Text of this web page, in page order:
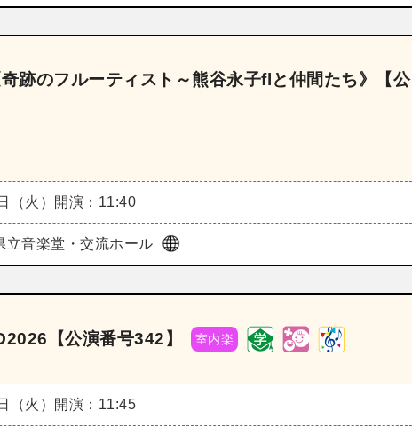
跡のフルーティスト～熊谷永子flと仲間たち》【公
（火） 開演：11:40
立音楽堂・交流ホール
【公演番号342】 室内楽
（火） 開演：11:45